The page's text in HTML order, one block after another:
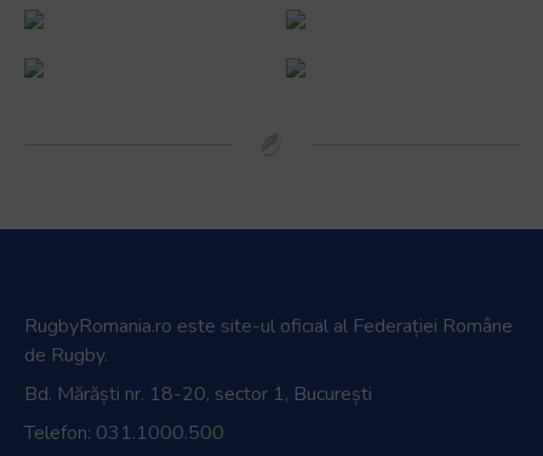
RugbyRomania.ro este site-ul oficial al Federației Române
de Rugby.
Bd. Mărăști nr. 18-20, sector 1, București
Telefon: 031.1000.500